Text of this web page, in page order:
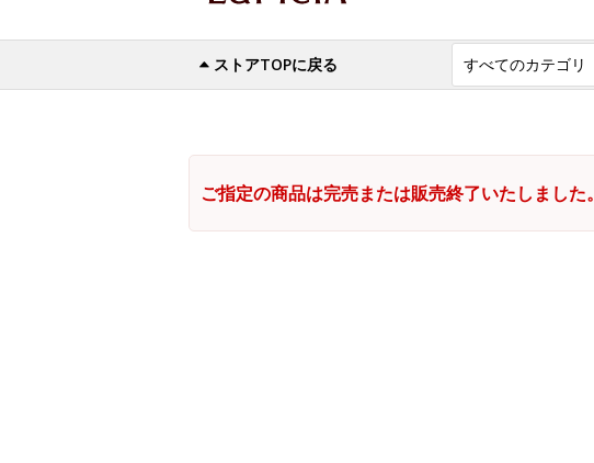
ストアTOPに戻る
ご指定の商品は完売または販売終了いたしました。